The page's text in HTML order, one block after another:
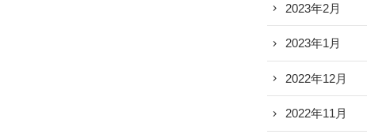
2023年2月
2023年1月
2022年12月
2022年11月